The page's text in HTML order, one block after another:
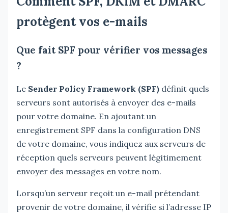
protègent vos e-mails
Que fait SPF pour vérifier vos messages
?
Le Sender Policy Framework (SPF) définit quels
serveurs sont autorisés à envoyer des e-mails
pour votre domaine. En ajoutant un
enregistrement SPF dans la configuration DNS
de votre domaine, vous indiquez aux serveurs de
réception quels serveurs peuvent légitimement
envoyer des messages en votre nom.
Lorsqu’un serveur reçoit un e-mail prétendant
provenir de votre domaine, il vérifie si l’adresse IP